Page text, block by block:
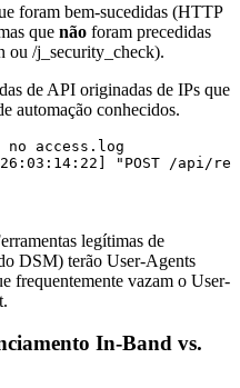
foram bem-sucedidas (HTTP
que não foram precedidas
ou /j_security_check).
de API originadas de IPs que
automação conhecidos.
no access.log
legítimas de
DSM) terão User-Agents
frequentemente vazam o User-
In-Band vs.